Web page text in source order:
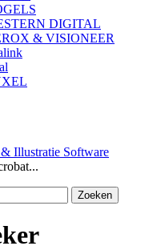
DIGITAL
& VISIONEER
Illustratie Software
Zoeken